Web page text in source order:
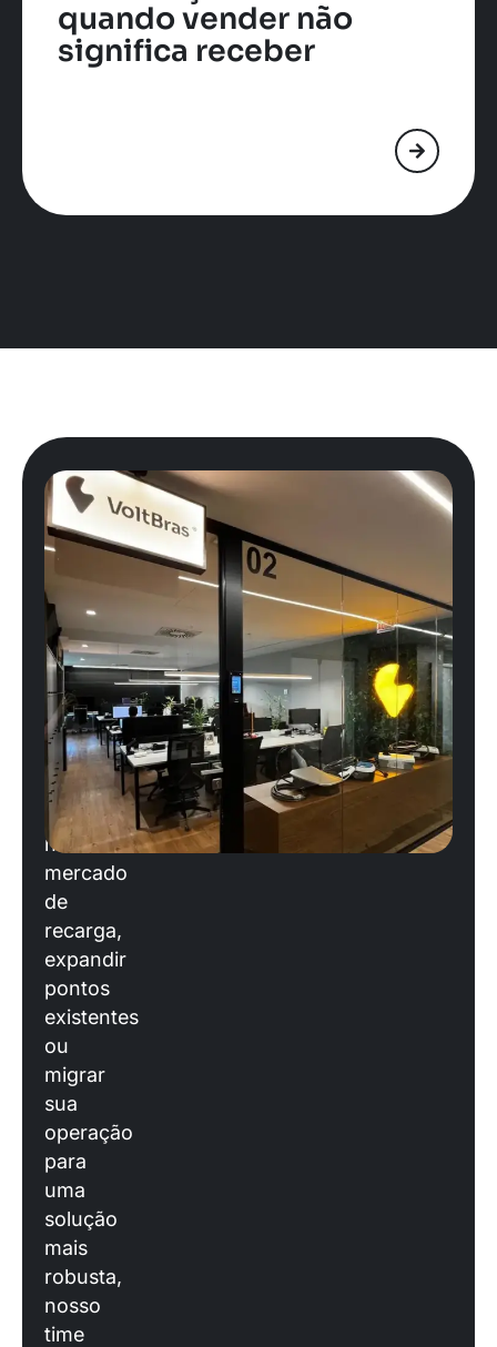
quando vender não
significa receber
Precisa
estruturar
ou
escalar
sua
operação?
Se
você
está
planejando
entrar
no
mercado
de
recarga,
expandir
pontos
existentes
ou
migrar
sua
operação
para
uma
solução
mais
robusta,
nosso
time